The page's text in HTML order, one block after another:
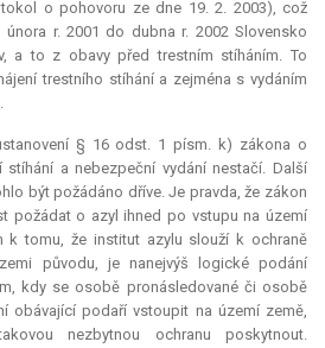
o pohovoru ze dne 19. 2. 2003), což
r. 2001 do dubna r. 2002 Slovensko
a to z obavy před trestním stíháním. To
trestního stíhání a zejména s vydáním
§ 16 odst. 1 písm. k) zákona o
stíhání a nebezpeční vydání nestačí. Další
být požádáno dříve. Je pravda, že zákon
požádat o azyl ihned po vstupu na území
k tomu, že institut azylu slouží k ochraně
původu, je nanejvýš logické podání
kdy se osobě pronásledované či osobě
obávající podaří vstoupit na území země,
nezbytnou ochranu poskytnout.